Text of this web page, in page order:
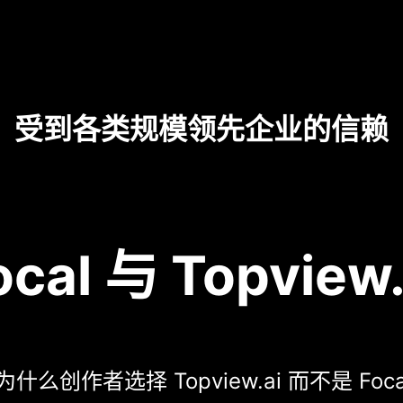
受到各类规模领先企业的信赖
与
什么创作者选择 Topview.ai 而不是